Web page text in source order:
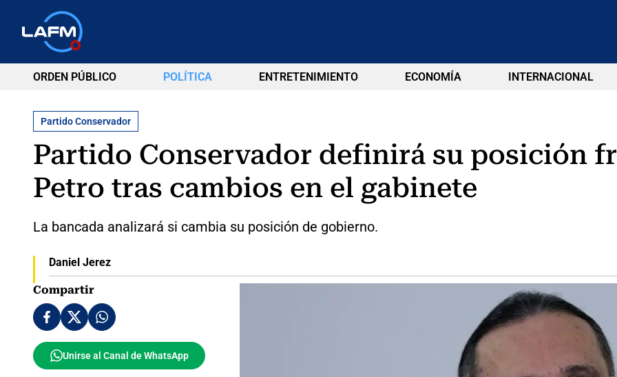
ORDEN PÚBLICO POLÍTICA ENTRETENIMIENTO ECONOMÍA INTERNACIONAL
Partido Conservador
Partido Conservador definirá su posición
Petro tras cambios en el gabinete
La bancada analizará si cambia su posición de gobierno.
Daniel Jerez
Compartir
Unirse al Canal de WhatsApp